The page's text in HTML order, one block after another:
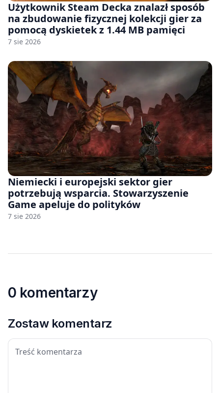
Użytkownik Steam Decka znalazł sposób
na zbudowanie fizycznej kolekcji gier za
pomocą dyskietek z 1.44 MB pamięci
7 sie 2026
Niemiecki i europejski sektor gier
potrzebują wsparcia. Stowarzyszenie
Game apeluje do polityków
7 sie 2026
0 komentarzy
Zostaw komentarz